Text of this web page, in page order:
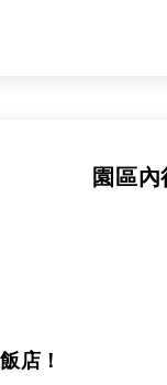
園區
店！